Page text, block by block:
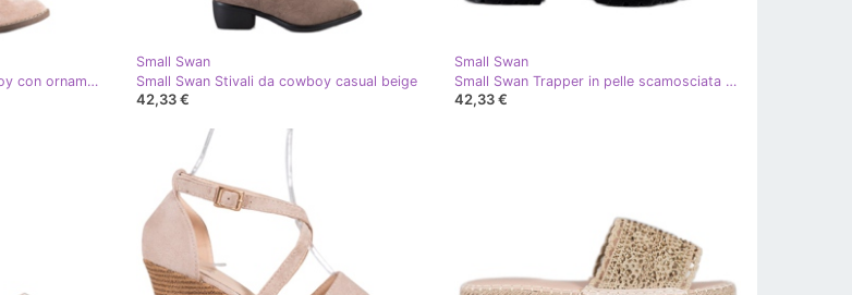
Small Swan Stivali da cowboy con ornamenti beige
Small Swan
Small Swan Stivali da cowboy casual beige
42,33 €
Small Swan
Small Swan Trapper in pelle scamosciata beige marrone
42,33 €